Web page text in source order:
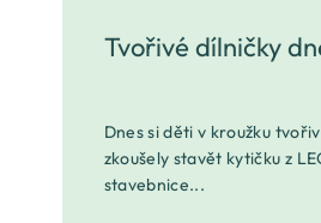
Tvořivé dílničky
Dnes si děti v kroužku
zkoušely stavět kytičku z
stavebnice...